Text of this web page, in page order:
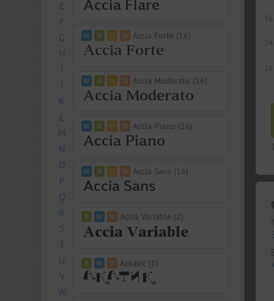
E
F
G
H
I
J
K
L
M
N
O
P
Q
R
S
T
U
V
W
Accia Forte (16)
Accia Moderato (16)
Accia Piano (16)
Accia Sans (16)
Accia Variable (2)
Ackatic (1)